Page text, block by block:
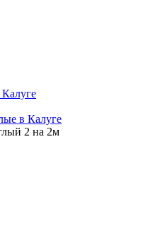
в Калуге
2 на 2м